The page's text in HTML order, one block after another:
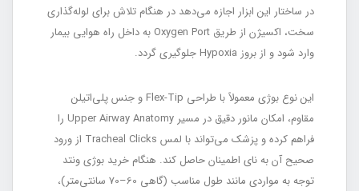
در ساختار این ابزار اجازه می‌دهد در هنگام تلاش برای لوله‌گذاری
سخت، اکسیژن از طریق Oxygen Port به داخل راه هوایی بیمار
وارد شود و از بروز Hypoxia جلوگیری گردد.
این نوع بوژی معمولاً با طراحی Flex-Tip و جنس پلی‌اتیلن
مقاوم، امکان مانور دقیق در مسیر Upper Airway Anatomy را
فراهم کرده و پزشک می‌تواند با لمس Tracheal Clicks از ورود
صحیح آن به نای اطمینان حاصل کند. هنگام خرید بوژی ونتد
توجه به مواردی مانند طول مناسب (گاهی 60–70 سانتی‌متر)،